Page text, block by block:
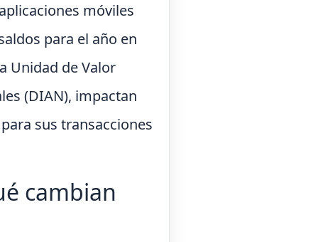
móviles
para el año en
Unidad de Valor
(DIAN), impactan
sus transacciones
cambian